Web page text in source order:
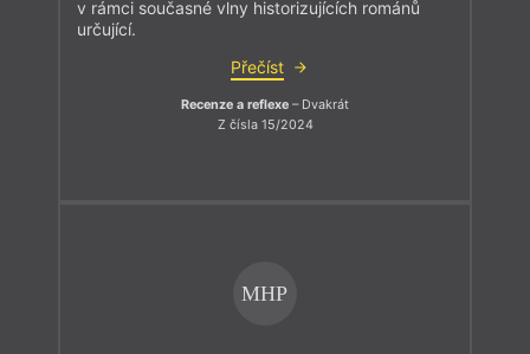
v rámci současné vlny historizujících románů
určující.
Přečíst
Recenze a reflexe – Dvakrát
Z čísla 15/2024
MHP